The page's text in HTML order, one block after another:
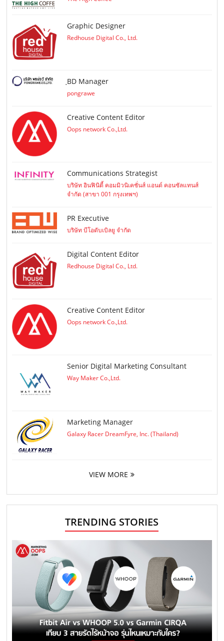
Graphic Designer
Redhouse Digital Co., Ltd.
ฺBD Manager
pongrawe
Creative Content Editor
Oops network Co.,Ltd.
Communications Strategist
บริษัท อินฟินิตี้ คอมมิวนิเคชั่นส์ แอนด์ คอนซัลแทนส์
จำกัด (สาขา 001 กรุงเทพฯ)
PR Executive
บริษัท บีโอดับเบิลยู จำกัด
Digital Content Editor
Redhouse Digital Co., Ltd.
Creative Content Editor
Oops network Co.,Ltd.
Senior Digital Marketing Consultant
Way Maker Co.,Ltd.
Marketing Manager
Galaxy Racer DreamFyre, Inc. (Thailand)
VIEW MORE
TRENDING STORIES